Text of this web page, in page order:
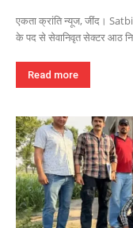
एकता क्रांति न्यूज, जींद।
के पद से सेवानिवृत सेक्टर आठ
Read more